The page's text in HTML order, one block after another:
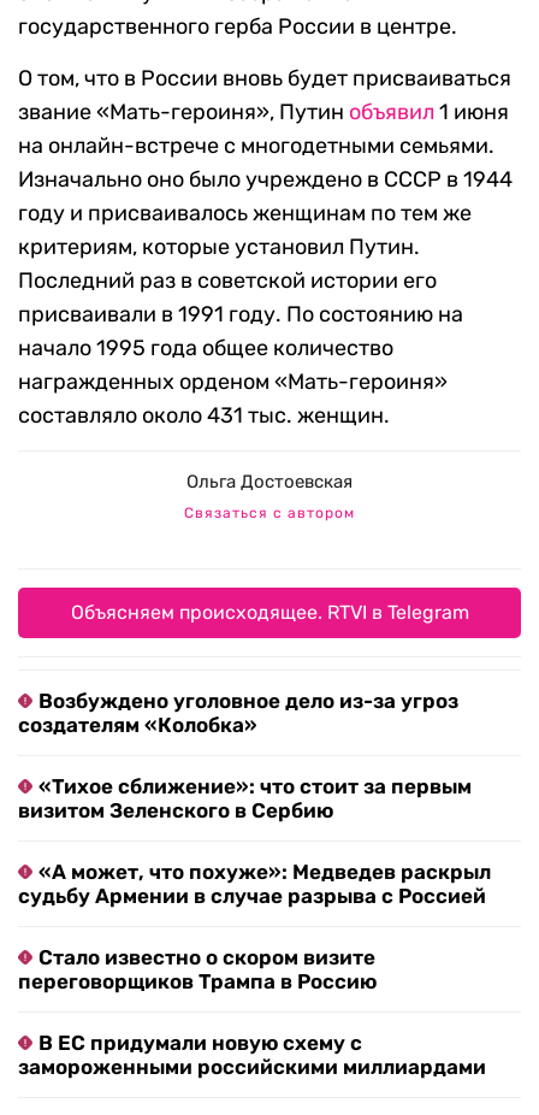
государственного герба России в центре.
О том, что в России вновь будет присваиваться
звание «Мать-героиня», Путин объявил 1 июня
на онлайн-встрече с многодетными семьями.
Изначально оно было учреждено в СССР в 1944
году и присваивалось женщинам по тем же
критериям, которые установил Путин.
Последний раз в советской истории его
присваивали в 1991 году. По состоянию на
начало 1995 года общее количество
награжденных орденом «Мать-героиня»
составляло около 431 тыс. женщин.
Ольга Достоевская
Связаться с автором
Объясняем происходящее. RTVI в Telegram
Возбуждено уголовное дело из-за угроз
создателям «Колобка»
«Тихое сближение»: что стоит за первым
визитом Зеленского в Сербию
«А может, что похуже»: Медведев раскрыл
судьбу Армении в случае разрыва с Россией
Стало известно о скором визите
переговорщиков Трампа в Россию
В ЕС придумали новую схему с
замороженными российскими миллиардами